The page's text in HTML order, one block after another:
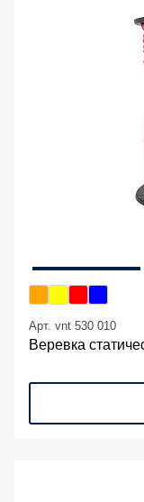
Арт. vnt 530 010
Веревка